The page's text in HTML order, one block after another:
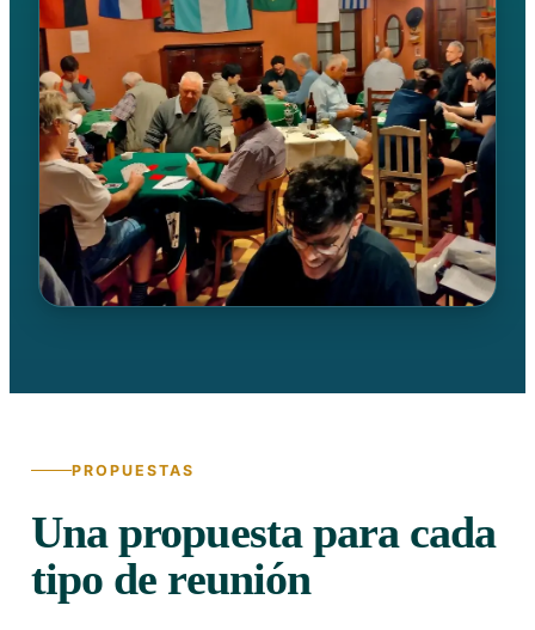
PROPUESTAS
Una propuesta para cada
tipo de reunión